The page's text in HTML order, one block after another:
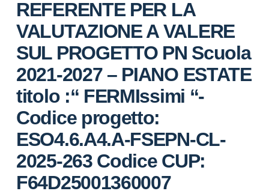
REFERENTE PER LA
VALUTAZIONE A VALERE
SUL PROGETTO PN Scuola
2021-2027 – PIANO ESTATE
titolo :“ FERMIssimi “-
Codice progetto:
ESO4.6.A4.A-FSEPN-CL-
2025-263 Codice CUP:
F64D25001360007